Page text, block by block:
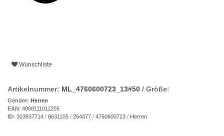
Wunschliste
Artikelnummer: ML_4760600723_13#50 / Größe:
Gender: Herren
EAN: 4068111011205
ID: 303937714 / 8631105 / 264477 / 4760600723 / Herren